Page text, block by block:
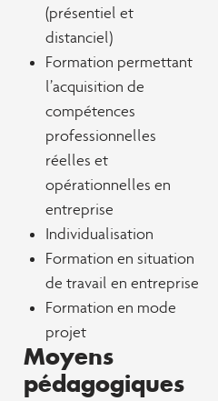
(présentiel et
distanciel)
Formation permettant
l’acquisition de
compétences
professionnelles
réelles et
opérationnelles en
entreprise
Individualisation
Formation en situation
de travail en entreprise
Formation en mode
projet
Moyens
pédagogiques